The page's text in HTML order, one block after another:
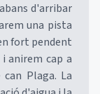
d'arribar
una pista
fort pendent
anirem cap a
Plaga. La